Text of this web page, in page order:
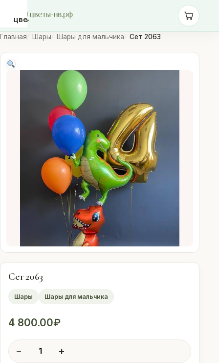
цветы-
нв.рф
Розы
Монобукеты
Сборные
Доставка
подписки
Контакты
086-59-99
Главная Шары Шары для мальчика Сет 2063
Сет 2063
Шары Шары для мальчика
4 800.00₽
−
Количество
товара
+